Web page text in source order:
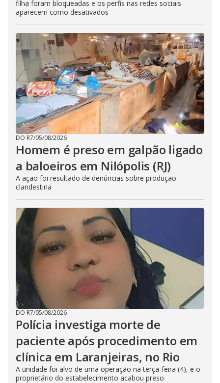
filha foram bloqueadas e os perfis nas redes sociais
aparecem como desativados
DO R7/05/08/2026
Homem é preso em galpão ligado
a baloeiros em Nilópolis (RJ)
A ação foi resultado de denúncias sobre produção
clandestina
DO R7/05/08/2026
Polícia investiga morte de
paciente após procedimento em
clínica em Laranjeiras, no Rio
A unidade foi alvo de uma operação na terça-feira (4), e o
proprietário do estabelecimento acabou preso